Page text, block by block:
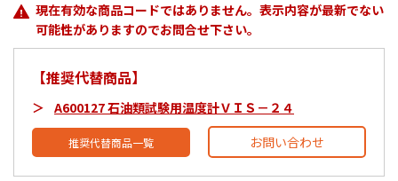
現在有効な商品コードではありません。表示内容が最新でない
可能性がありますのでお問合せ下さい。
【推奨代替商品】
A600127 石油類試験用温度計ＶＩＳ－２４
推奨代替商品一覧 お問い合わせ